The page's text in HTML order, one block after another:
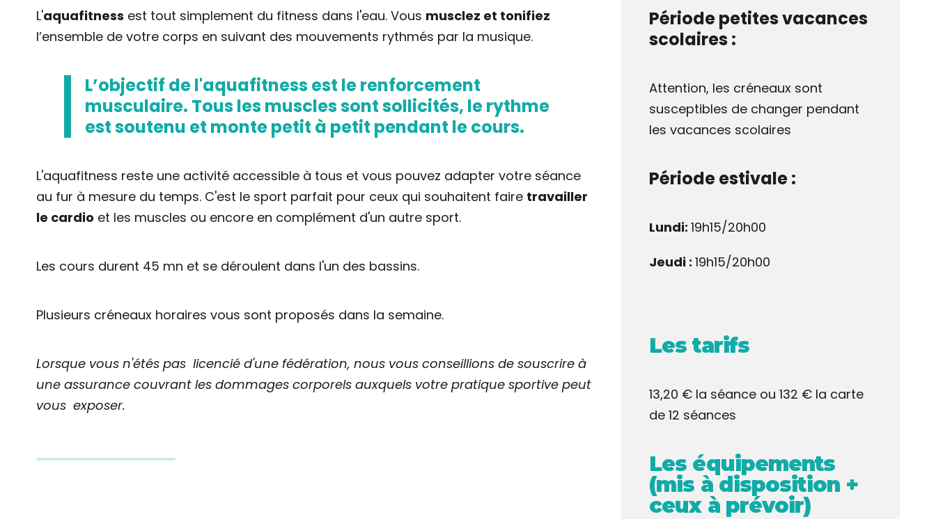
L'aquafitness est tout simplement du fitness dans l'eau. Vous musclez et tonifiez
l’ensemble de votre corps en suivant des mouvements rythmés par la musique.
L’objectif de l'aquafitness est lerenforcement
musculaire. Tous les muscles sont sollicités, le rythme
est soutenu et monte petit à petit pendant le cours.
L'aquafitness reste une activité accessible à tous et vous pouvez adapter votre séance
au fur à mesure du temps. C'est le sport parfait pour ceux qui souhaitent faire travailler
le cardio et les muscles ou encore en complément d'un autre sport.
Les cours durent 45 mn et se déroulent dans l'un des bassins.
Plusieurs créneaux horaires vous sont proposés dans la semaine.
Lorsque vous n'étés pas licencié d'une fédération, nous vous conseillions de souscrire à
une assurance couvrant les dommages corporels auxquels votre pratique sportive peut
vous exposer.
Période petites vacances
scolaires :
Attention, les créneaux sont
susceptibles de changer pendant
les vacances scolaires
Période estivale :
Lundi: 19h15/20h00
Jeudi : 19h15/20h00
Les tarifs
13,20 € la séance ou 132 € la carte
de 12 séances
Les équipements
(mis à disposition +
ceux à prévoir)